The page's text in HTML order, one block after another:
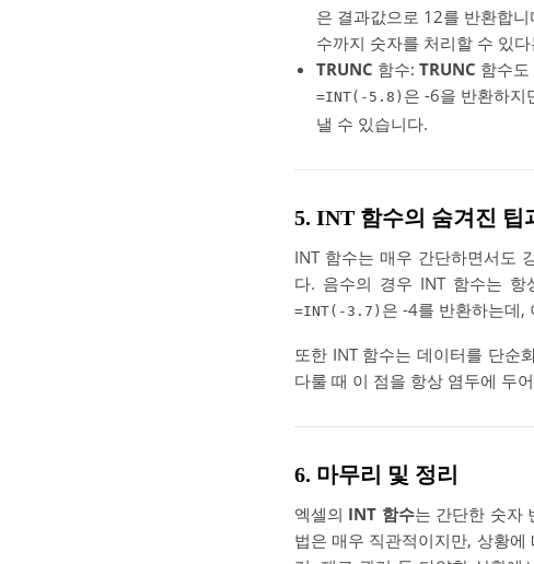
은 결과값으로 12를 반환합
수까지 숫자를 처리할 수 있
TRUNC 함수: TRUNC 함수
=INT(-5.8) 은 -6을 반환하지
낼 수 있습니다.
5. INT 함수의 숨겨진 팁
INT 함수는 매우 간단하면서도
다. 음수의 경우 INT 함수는 항
=INT(-3.7) 은 -4를 반환하는데,
또한 INT 함수는 데이터를 단순
다룰 때 이 점을 항상 염두에 두
6. 마무리 및 정리
엑셀의 INT 함수는 간단한 숫자
법은 매우 직관적이지만, 상황